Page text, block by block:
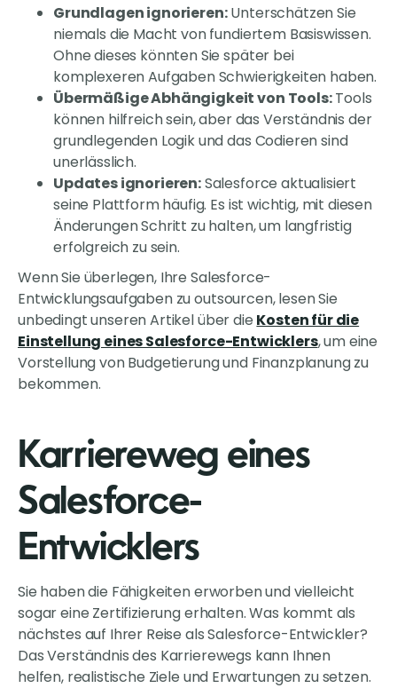
Grundlagen ignorieren:Unterschätzen Sie
niemals die Macht von fundiertem Basiswissen.
Ohne dieses könnten Sie später bei
komplexeren Aufgaben Schwierigkeiten haben.
Übermäßige Abhängigkeit von Tools:Tools
können hilfreich sein, aber das Verständnis der
grundlegenden Logik und das Codieren sind
unerlässlich.
Updates ignorieren:Salesforce aktualisiert
seine Plattform häufig. Es ist wichtig, mit diesen
Änderungen Schritt zu halten, um langfristig
erfolgreich zu sein.
Wenn Sie überlegen, Ihre Salesforce-
Entwicklungsaufgaben zu outsourcen, lesen Sie
unbedingt unseren Artikel über die Kosten für die
Einstellung eines Salesforce-Entwicklers, um eine
Vorstellung von Budgetierung und Finanzplanung zu
bekommen.
Karriereweg eines
Salesforce-
Entwicklers
Sie haben die Fähigkeiten erworben und vielleicht
sogar eine Zertifizierung erhalten. Was kommt als
nächstes auf Ihrer Reise als Salesforce-Entwickler?
Das Verständnis des Karrierewegs kann Ihnen
helfen, realistische Ziele und Erwartungen zu setzen.